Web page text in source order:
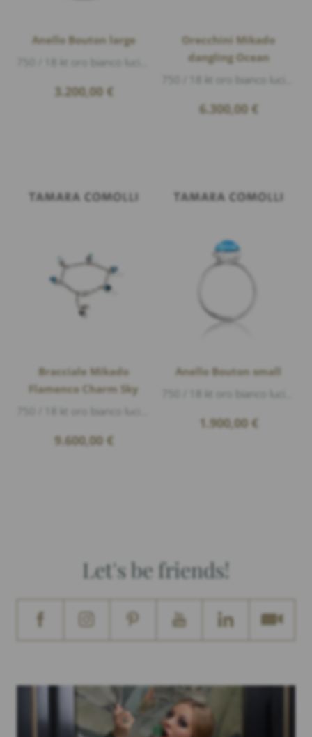
Anello Bouton large
3.200,00 €
Orecchini Mikado
dangling Ocean
6.300,00 €
Bracciale Mikado
Flamenco Charm Sky
9.600,00 €
Anello Bouton small
1.900,00 €
Let's be friends!